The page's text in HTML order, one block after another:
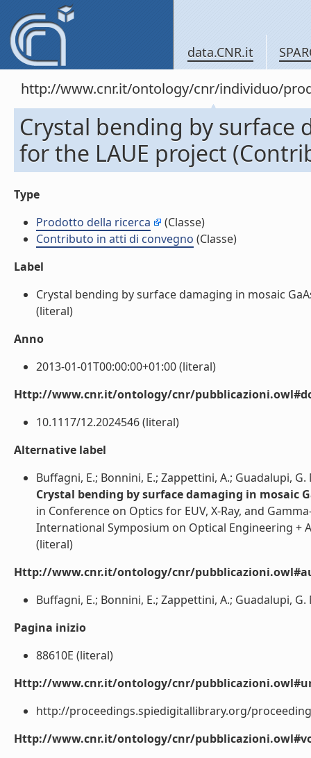
data.CNR.it
http://www.cnr.it/ontology/cnr/individuo/
Crystal bending by surface
for the LAUE project
Type
Prodotto della ricerca
(Classe)
Contributo in atti di convegno (Classe)
Label
Crystal bending by surface damaging in mosaic
(literal)
Anno
2013-01-01T00:00:00+01:00 (literal)
Http://www.cnr.it/ontology/cnr/
10.1117/12.2024546 (literal)
Alternative label
Buffagni, E.; Bonnini, E.; Zappettini, A.; Guadalupi, G.
Crystal bending by surface damaging in mosaic
in Conference on Optics for EUV, X-Ray, and
International Symposium on Optical Engineering +
(literal)
Http://www.cnr.it/ontology/cnr/
Buffagni, E.; Bonnini, E.; Zappettini, A.; Guadalupi, G.
Pagina inizio
88610E (literal)
Http://www.cnr.it/ontology/cnr/
http://proceedings.spiedigitallibrary.org/
Http://www.cnr.it/ontology/cnr/